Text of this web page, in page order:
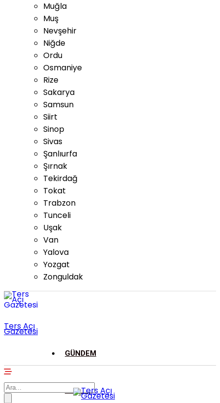
Muğla
Muş
Nevşehir
Niğde
Ordu
Osmaniye
Rize
Sakarya
Samsun
Siirt
Sinop
Sivas
Şanlıurfa
Şırnak
Tekirdağ
Tokat
Trabzon
Tunceli
Uşak
Van
Yalova
Yozgat
Zonguldak
Ters Açı
Gazetesi
GÜNDEM
ASAYİŞ